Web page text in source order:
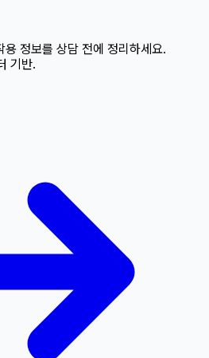
용 정보를 상담 전에 정리하세요.
기반.